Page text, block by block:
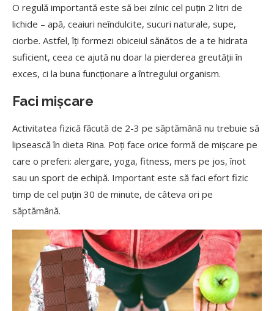
O regulă importantă este să bei zilnic cel puțin 2 litri de
lichide – apă, ceaiuri neîndulcite, sucuri naturale, supe,
ciorbe. Astfel, îți formezi obiceiul sănătos de a te hidrata
suficient, ceea ce ajută nu doar la pierderea greutății în
exces, ci la buna funcționare a întregului organism.
Faci mișcare
Activitatea fizică făcută de 2-3 pe săptămână nu trebuie să
lipsească în dieta Rina. Poți face orice formă de mișcare pe
care o preferi: alergare, yoga, fitness, mers pe jos, înot
sau un sport de echipă. Important este să faci efort fizic
timp de cel puțin 30 de minute, de câteva ori pe
săptămână.